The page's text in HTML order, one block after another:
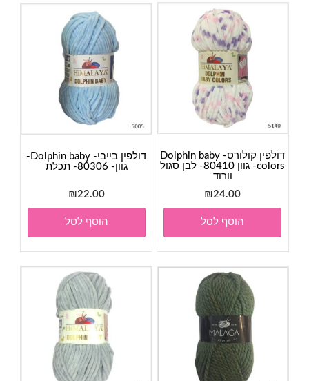
דולפין קולורס- Dolphin baby
colors- גוון 80410- לבן סגול
וורוד
₪24.00
הוסף לסל
דולפין בייבי- Dolphin baby-
גוון- 80306- תכלת
₪22.00
הוסף לסל